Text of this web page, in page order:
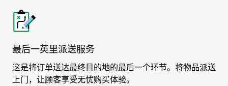
最后一英里派送服务
这是将订单送达最终目的地的最后一个环节。将物品派送
上门，让顾客享受无忧购买体验。